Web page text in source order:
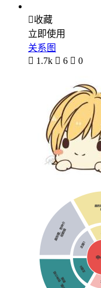
收藏
立即使用
关系图
 1.7k  6  0